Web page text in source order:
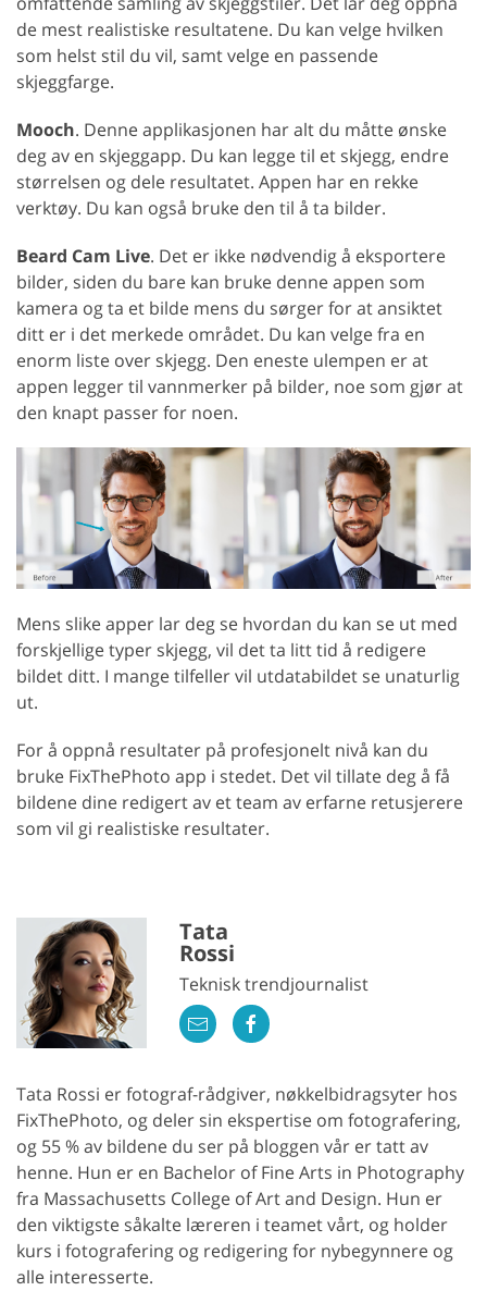
de mest realistiske resultatene. Du kan velge hvilken
som helst stil du vil, samt velge en passende
skjeggfarge.
Mooch. Denne applikasjonen har alt du måtte ønske
deg av en skjeggapp. Du kan legge til et skjegg, endre
størrelsen og dele resultatet. Appen har en rekke
verktøy. Du kan også bruke den til å ta bilder.
Beard Cam Live. Det er ikke nødvendig å eksportere
bilder, siden du bare kan bruke denne appen som
kamera og ta et bilde mens du sørger for at ansiktet
ditt er i det merkede området. Du kan velge fra en
enorm liste over skjegg. Den eneste ulempen er at
appen legger til vannmerker på bilder, noe som gjør at
den knapt passer for noen.
Mens slike apper lar deg se hvordan du kan se ut med
forskjellige typer skjegg, vil det ta litt tid å redigere
bildet ditt. I mange tilfeller vil utdatabildet se unaturlig
ut.
For å oppnå resultater på profesjonelt nivå kan du
bruke FixThePhoto app i stedet. Det vil tillate deg å få
bildene dine redigert av et team av erfarne retusjerere
som vil gi realistiske resultater.
Tata
Rossi
Teknisk trendjournalist
Tata Rossi er fotograf-rådgiver, nøkkelbidragsyter hos
FixThePhoto, og deler sin ekspertise om fotografering,
og 55 % av bildene du ser på bloggen vår er tatt av
henne. Hun er en Bachelor of Fine Arts in Photography
fra Massachusetts College of Art and Design. Hun er
den viktigste såkalte læreren i teamet vårt, og holder
kurs i fotografering og redigering for nybegynnere og
alle interesserte.